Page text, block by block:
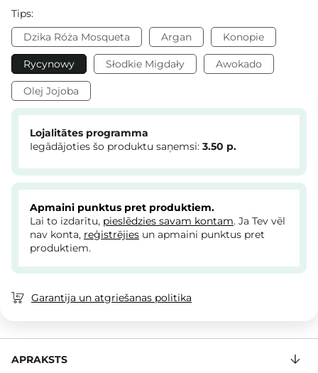
Tips:
Dzika Róża Mosqueta
Argan Konopie
Rycynowy Słodkie Migdały Awokado
Olej Jojoba
Lojalitātes programma
Iegādājoties šo produktu saņemsi: 3.50 p.
Apmaini punktus pret produktiem.
Lai to izdarītu, pieslēdzies savam kontam. Ja Tev vēl
nav konta, reģistrējies un apmaini punktus pret
produktiem.
Garantija un atgriešanas politika
APRAKSTS